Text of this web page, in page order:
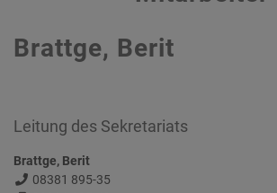
Brattge, Berit
Leitung des Sekretariats
Brattge, Berit
Telefon:
08381 895-35